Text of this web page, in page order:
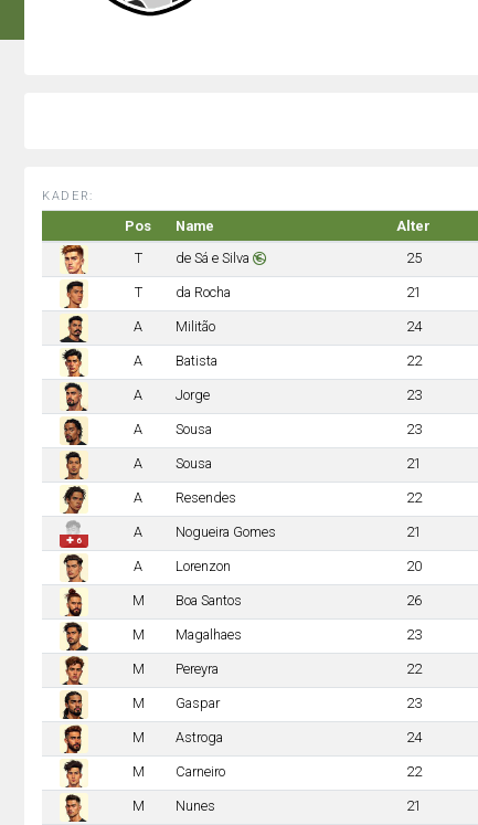
KADER:
Pos Name Alter
T
de Sá e Silva 25
T da Rocha 21
A Militão 24
A Batista 22
A Jorge 23
A Sousa 23
A Sousa 21
A Resendes 22
✚ 6
A Nogueira Gomes 21
A Lorenzon 20
M Boa Santos 26
M Magalhaes 23
M Pereyra 22
M Gaspar 23
M Astroga 24
M Carneiro 22
M Nunes 21